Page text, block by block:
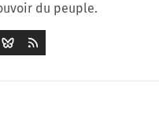
du peuple.